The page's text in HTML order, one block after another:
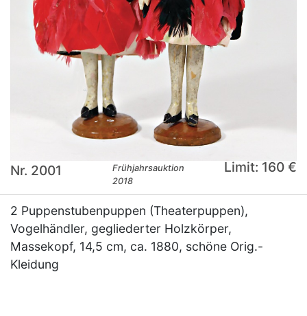
Nr. 2001
Frühjahrsauktion
2018
Limit: 160 €
2 Puppenstubenpuppen (Theaterpuppen),
Vogelhändler, gegliederter Holzkörper,
Massekopf, 14,5 cm, ca. 1880, schöne Orig.-
Kleidung